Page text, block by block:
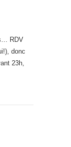
RDV
donc
23h,